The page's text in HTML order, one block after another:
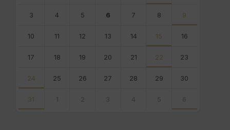
3 4 5 6 7 8 9
10 11 12 13 14 15 16
17 18 19 20 21 22 23
24 25 26 27 28 29 30
31 1 2 3 4 5 6